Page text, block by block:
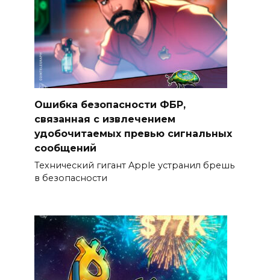
Ошибка безопасности ФБР,
связанная с извлечением
удобочитаемых превью сигнальных
сообщений
Технический гигант Apple устранил брешь
в безопасности